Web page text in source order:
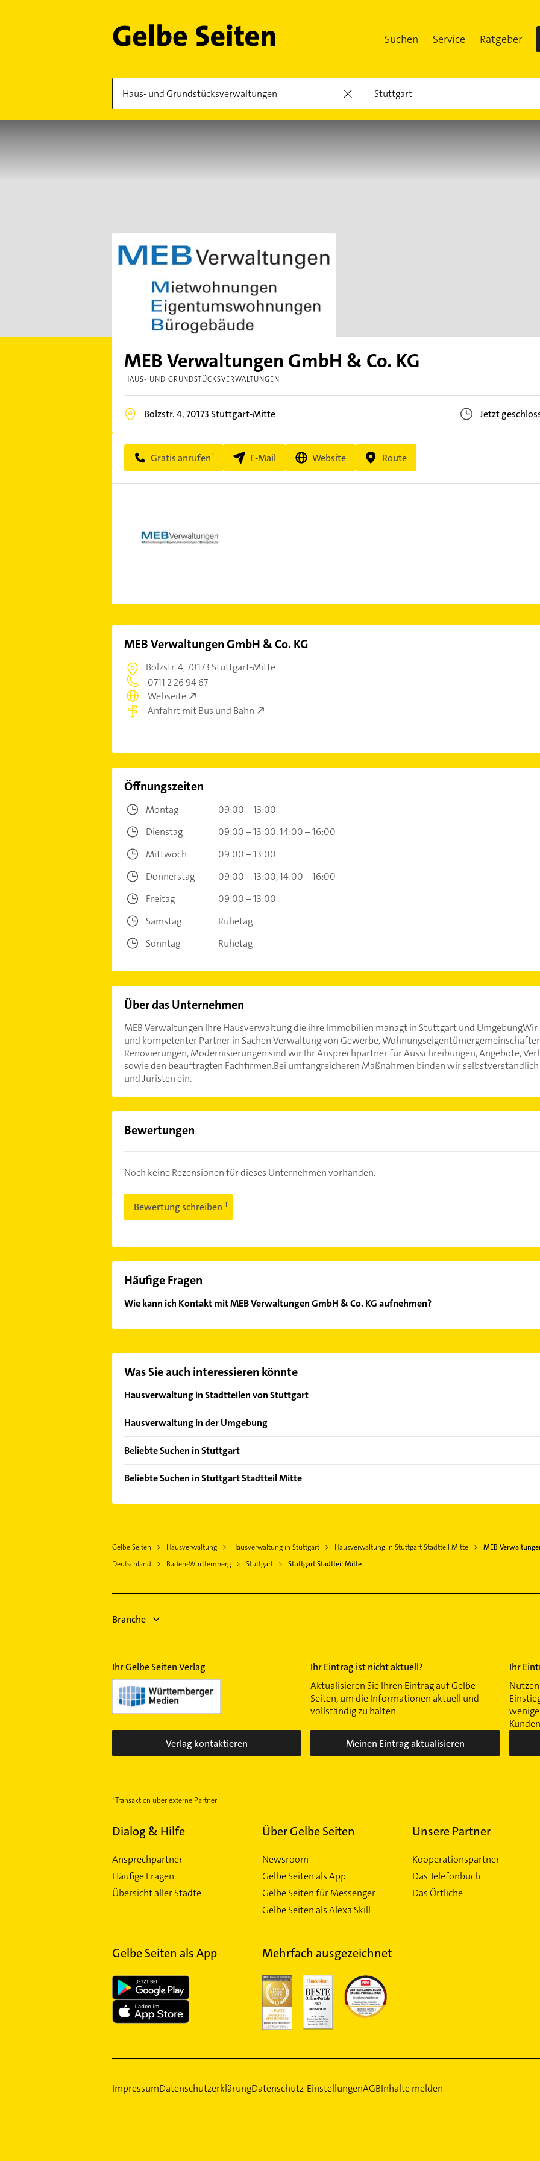
Suchen Service Ratgeber
MEB Verwaltungen GmbH & Co. KG
HAUS- UND GRUNDSTÜCKSVERWALTUNGEN
Bolzstr. 4,70173 Stuttgart-Mitte Jetzt
Gratis anrufen E-Mail Website Route
MEB Verwaltungen GmbH & Co. KG
Bolzstr. 4,70173 Stuttgart-Mitte
0711 2 26 94 67
Webseite
Anfahrt mit Bus und Bahn
Öffnungszeiten
Montag
09:00 – 13:00
Dienstag
09:00 – 13:00 14:00 – 16:00
Mittwoch
09:00 – 13:00
Donnerstag
09:00 – 13:00 14:00 – 16:00
Freitag
09:00 – 13:00
Samstag
Ruhetag
Sonntag
Ruhetag
Über das Unternehmen
MEB Verwaltungen Ihre Hausverwaltung die ihre Immobilien managt in Stuttgart und
und kompetenter Partner in Sachen Verwaltung von Gewerbe,
Renovierungen, Modernisierungen sind wir Ihr Ansprechpartner für Ausschreibungen, Angebote,
sowie den beauftragten Fachfirmen.Bei umfangreicheren Maßnahmen binden wir
und Juristen ein.
Bewertungen
Noch keine Rezensionen für dieses Unternehmen vorhanden.
Bewertung schreiben
Häufige Fragen
Wie kann ich Kontakt mit MEB Verwaltungen GmbH & Co. KG aufnehmen?
Was Sie auch interessieren könnte
Hausverwaltung in Stadtteilen von Stuttgart
Bad Cannstatt
Feuerbach
Möhringen
Nord
Süd
Sommerrain
West
Hausverwaltung in der Umgebung
Korntal-Münchingen
Gerlingen
Kernen im Remstal
Filderstadt
Leonberg Württemberg
Beliebte Suchen in Stuttgart
Immobilien
Bauunternehmen
Fenster
Physikalische Therapie
Beliebte Suchen in Stuttgart Stadtteil Mitte
Physiotherapie
Krankengymnastik
Fensterbauer
Gelbe Seiten Hausverwaltung Hausverwaltung in Stuttgart Hausverwaltung in Stuttgart Stadtteil Mitte
MEB
Deutschland
Baden-Württemberg Stuttgart Stuttgart Stadtteil Mitte
Branche
Ihr Gelbe Seiten Verlag
Verlag kontaktieren
Ihr Eintrag ist nicht aktuell?
Aktualisieren Sie Ihren Eintrag auf Gelbe
Seiten, um die Informationen aktuell und
vollständig zu halten.
Meinen Eintrag aktualisieren
Ihr
Transaktion über externe Partner
Dialog & Hilfe
Ansprechpartner
Häufige Fragen
Übersicht aller Städte
Über Gelbe Seiten
Newsroom
Gelbe Seiten als App
Gelbe Seiten für Messenger
Gelbe Seiten als Alexa Skill
Unsere Partner
Kooperationspartner
Das Telefonbuch
Das Örtliche
Gelbe Seiten als App Mehrfach ausgezeichnet
ImpressumDatenschutzerklärungDatenschutz-EinstellungenAGBInhalte melden